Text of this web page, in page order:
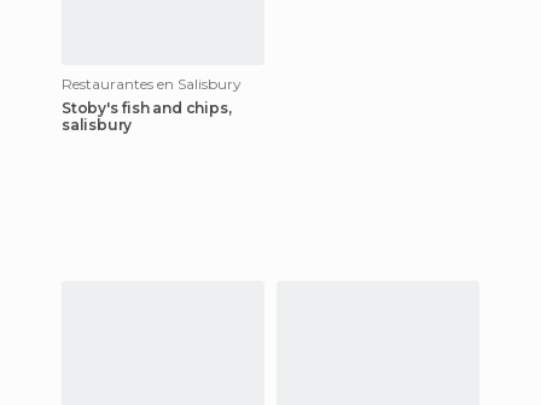
Restaurantes en Salisbury
Stoby's fish and chips,
salisbury